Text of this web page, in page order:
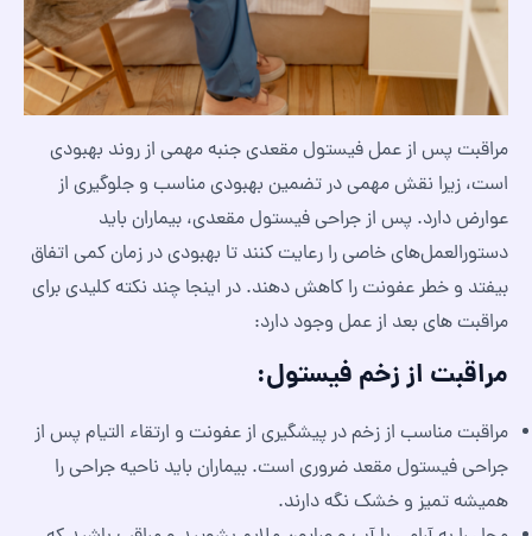
مراقبت پس از عمل فیستول مقعدی جنبه مهمی از روند بهبودی
است، زیرا نقش مهمی در تضمین بهبودی مناسب و جلوگیری از
عوارض دارد. پس از جراحی فیستول مقعدی، بیماران باید
دستورالعمل‌های خاصی را رعایت کنند تا بهبودی در زمان کمی اتفاق
بیفتد و خطر عفونت را کاهش دهند. در اینجا چند نکته کلیدی برای
مراقبت های بعد از عمل وجود دارد:
مراقبت از زخم فیستول:
مراقبت مناسب از زخم در پیشگیری از عفونت و ارتقاء التیام پس از
جراحی فیستول مقعد ضروری است. بیماران باید ناحیه جراحی را
همیشه تمیز و خشک نگه دارند.